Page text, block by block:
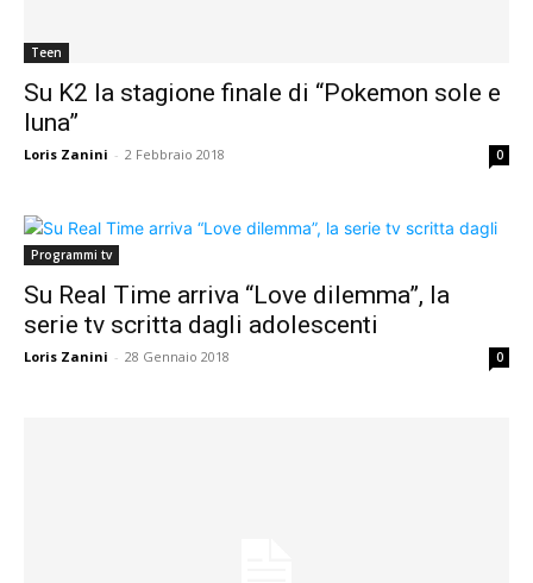
Teen
Su K2 la stagione finale di “Pokemon sole e
luna”
Loris Zanini - 2 Febbraio 2018 0
Programmi tv
Su Real Time arriva “Love dilemma”, la
serie tv scritta dagli adolescenti
Loris Zanini - 28 Gennaio 2018 0